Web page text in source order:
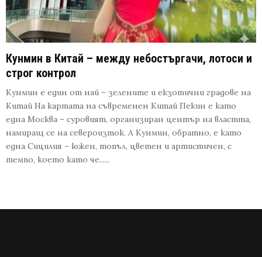
Кунмин в Китай – между небостъргачи, лотоси и
строг контрол
Кунмин е един от най – зелените и екзотични градове на
Китай На картата на съвременен Китай Пекин е като
една Москва – суровият, организиран център на властта,
намиращ се на североизток. А Кунмин, обратно, е като
една Сицилия – южен, топъл, цветен и артистичен, с
темпо, което като че......